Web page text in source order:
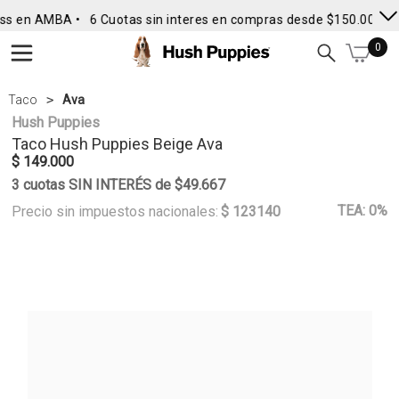
en AMBA • 6 Cuotas sin interes en compras desde $150.000 •
0
Taco Ava
Hush Puppies
Taco Hush Puppies Beige Ava
$ 149.000
3 cuotas SIN INTERÉS de $49.667
Precio sin impuestos nacionales: $ 123140 TEA: 0%